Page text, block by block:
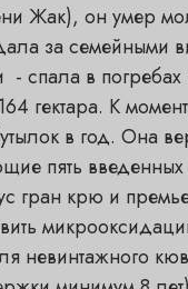
Жак), он умер
за
спала в
гектара. К
в год. Она
пять
гран крю и
невинтажного